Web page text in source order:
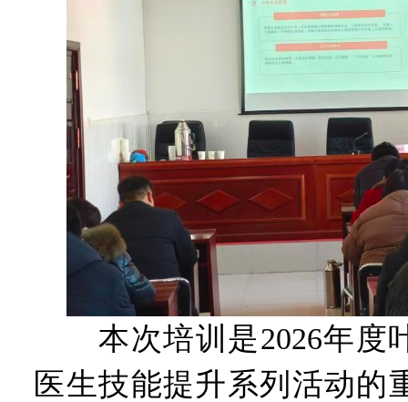
本次培训是2026年度
医生技能提升系列活动的